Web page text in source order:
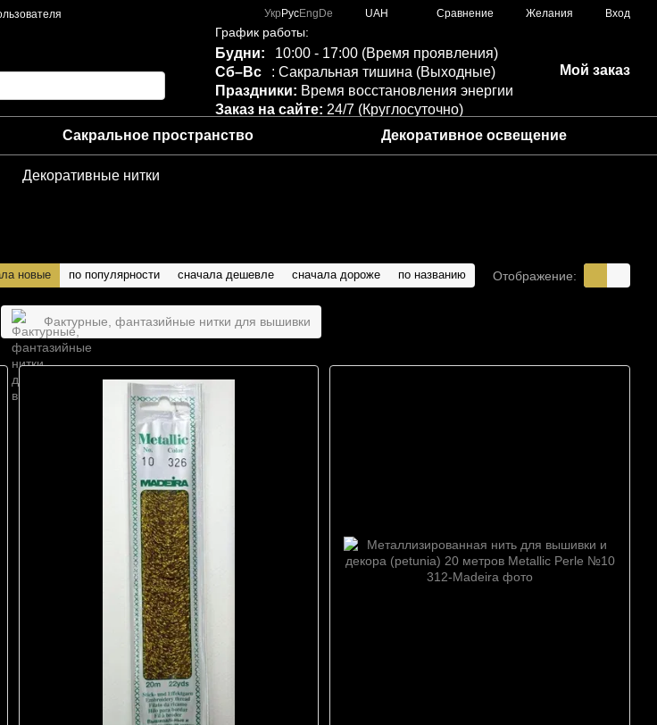
Укр РусEng De UAH Сравнение Желания Вход
График работы:
Будни:
10:00 - 17:00 (Время проявления)
Сб–Вс
: Сакральная тишина (Выходные)
Праздники: Время восстановления энергии
Заказ на сайте: 24/7 (Круглосуточно)
Мой заказ
Сакральное пространство Декоративное освещение
Декоративные нитки
новые по популярности сначала дешевле сначала дороже по названию Отображение:
Фактурные, фантазийные нитки для вышивки